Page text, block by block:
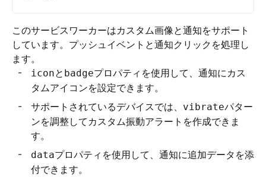
このサービスワーカーはカスタム画像と通知をサポート
しています。プッシュイベントと通知クリックを処理し
ます。
iconと badgeプロパティを使用して、通知にカス
タムアイコンを設定できます。
サポートされているデバイスでは、 vibrateパター
ンを調整してカスタム振動アラートを作成できま
す。
dataプロパティを使用して、通知に追加データを添
付できます。